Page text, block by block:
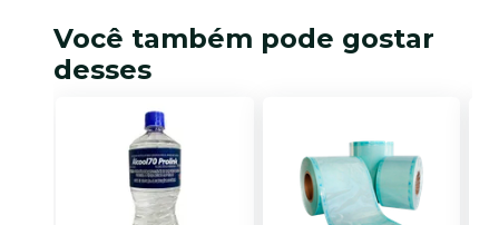
Você também pode gostar
desses